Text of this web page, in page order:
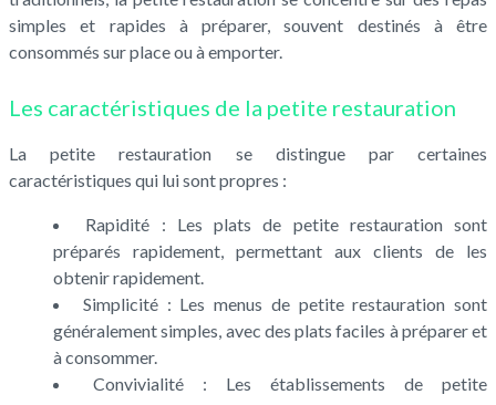
simples et rapides à préparer, souvent destinés à être
consommés sur place ou à emporter.
Les caractéristiques de la petite restauration
La petite restauration se distingue par certaines
caractéristiques qui lui sont propres :
Rapidité : Les plats de petite restauration sont
préparés rapidement, permettant aux clients de les
obtenir rapidement.
Simplicité : Les menus de petite restauration sont
généralement simples, avec des plats faciles à préparer et
à consommer.
Convivialité : Les établissements de petite